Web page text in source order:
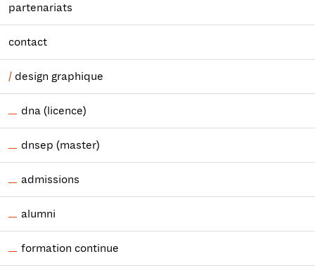
partenariats
contact
design graphique
dna (licence)
dnsep (master)
admissions
alumni
formation continue